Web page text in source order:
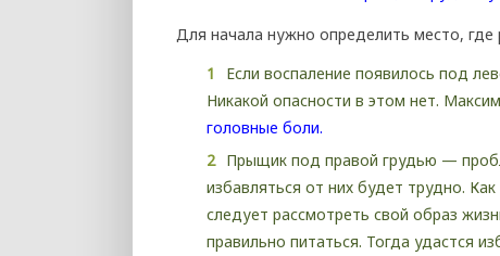
Для начала нужно определить место,
Если воспаление появилось под
Никакой опасности в этом нет.
головные боли.
Прыщик под правой грудью —
избавляться от них будет трудно.
следует рассмотреть свой образ
правильно питаться. Тогда удастся